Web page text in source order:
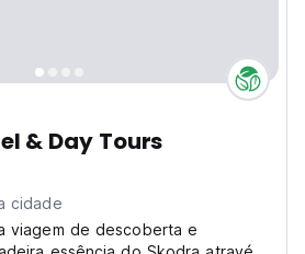
& Day Tours
cidade
viagem de descoberta e